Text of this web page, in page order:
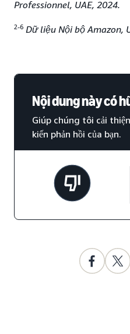
Professionnel, UAE, 2024.
2-6 Dữ liệu Nội bộ Amazon,
Nội dung này có
Giúp chúng tôi cải
kiến phản hồi của bạn.